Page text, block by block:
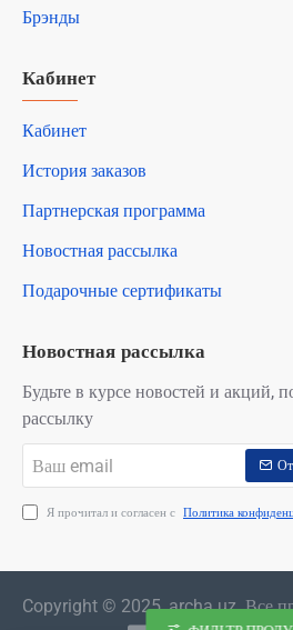
Брэнды
Кабинет
Кабинет
История заказов
Партнерская программа
Новостная рассылка
Подарочные сертификаты
Новостная рассылка
Будьте в курсе новостей и акций,
рассылку
email
Я прочитал и согласен с Политика
Copyright © 2025, archa.uz. Все